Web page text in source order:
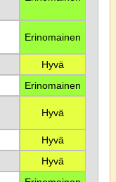
Erinomainen
Hyvä
Erinomainen
Hyvä
Hyvä
Hyvä